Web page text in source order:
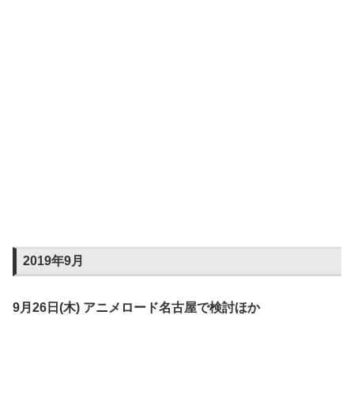
2019年9月
9月26日(木) アニメロード名古屋で検討ほか